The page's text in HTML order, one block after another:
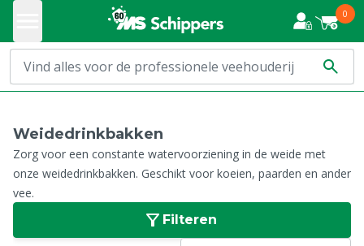
0
Weidedrinkbakken
Zorg voor een constante watervoorziening in de weide met
onze weidedrinkbakken. Geschikt voor koeien, paarden en ander
vee.
Filteren